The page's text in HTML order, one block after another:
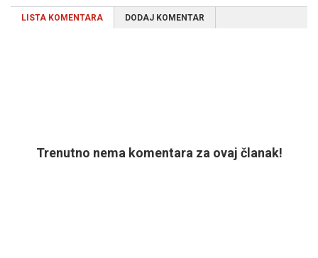
LISTA KOMENTARA DODAJ KOMENTAR
Trenutno nema komentara za ovaj članak!